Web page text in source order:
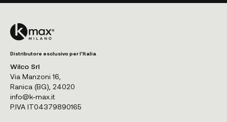
Distributore esclusivo per l'Italia
Wilco Srl
Via Manzoni 16,
Ranica (BG), 24020
info@k-max.it
P.IVA IT04379890165